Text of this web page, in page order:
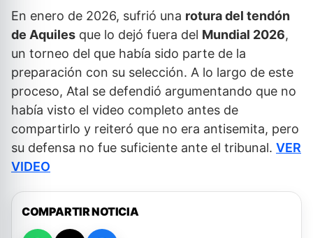
En enero de 2026, sufrió una rotura del tendón
de Aquiles que lo dejó fuera del Mundial 2026,
un torneo del que había sido parte de la
preparación con su selección. A lo largo de este
proceso, Atal se defendió argumentando que no
había visto el video completo antes de
compartirlo y reiteró que no era antisemita, pero
su defensa no fue suficiente ante el tribunal. VER
VIDEO
COMPARTIR NOTICIA